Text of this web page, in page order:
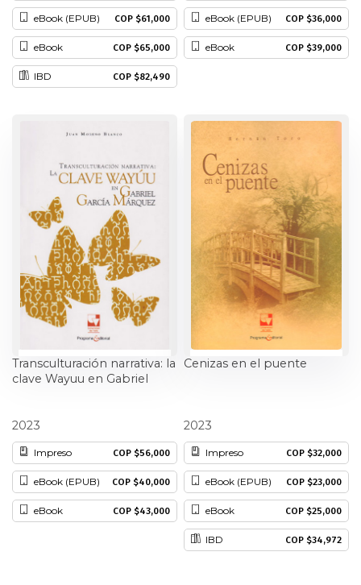
eBook (EPUB) COP $61,000
eBook COP $65,000
IBD COP $82,490
eBook (EPUB) COP $36,000
eBook COP $39,000
Transculturación narrativa: la
clave Wayuu en Gabriel
2023
Impreso COP $56,000
eBook (EPUB) COP $40,000
eBook COP $43,000
Cenizas en el puente
2023
Impreso COP $32,000
eBook (EPUB) COP $23,000
eBook COP $25,000
IBD COP $34,972